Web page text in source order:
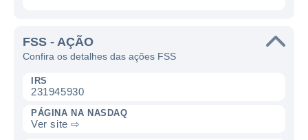
FSS - AÇÃO
Confira os detalhes das ações FSS
IRS
231945930
PÁGINA NA NASDAQ
Ver site ⇨